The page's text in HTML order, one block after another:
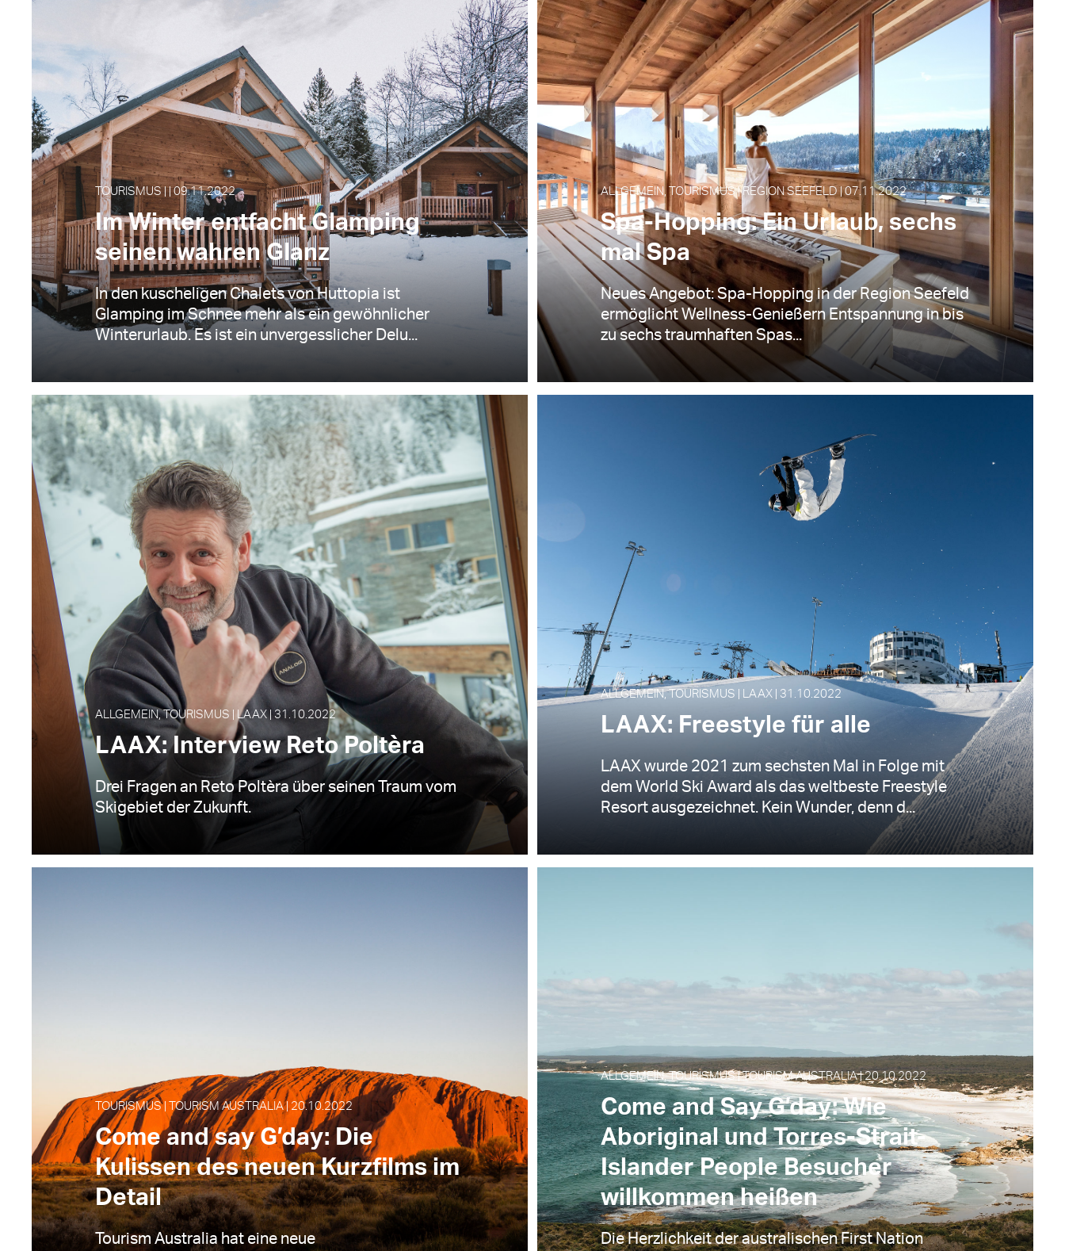
TOURISMUS | | 09.11.2022
Im Winter entfacht Glamping
seinen wahren Glanz
In den kuscheligen Chalets von Huttopia ist
Glamping im Schnee mehr als ein gewöhnlicher
Winterurlaub. Es ist ein unvergesslicher Delu...
ALLGEMEIN, TOURISMUS | REGION SEEFELD | 07.11.2022
Spa-Hopping: Ein Urlaub, sechs
mal Spa
Neues Angebot: Spa-Hopping in der Region Seefeld
ermöglicht Wellness-Genießern Entspannung in bis
zu sechs traumhaften Spas...
ALLGEMEIN, TOURISMUS | LAAX | 31.10.2022
LAAX: Interview Reto Poltèra
Drei Fragen an Reto Poltèra über seinen Traum vom
Skigebiet der Zukunft.
ALLGEMEIN, TOURISMUS | LAAX | 31.10.2022
LAAX: Freestyle für alle
LAAX wurde 2021 zum sechsten Mal in Folge mit
dem World Ski Award als das weltbeste Freestyle
Resort ausgezeichnet. Kein Wunder, denn d...
TOURISMUS | TOURISM AUSTRALIA | 20.10.2022
Come and say G’day: Die
Kulissen des neuen Kurzfilms im
Detail
Tourism Australia hat eine neue
ALLGEMEIN, TOURISMUS | TOURISM AUSTRALIA | 20.10.2022
Come and Say G’day: Wie
Aboriginal und Torres-Strait-
Islander People Besucher
willkommen heißen
Die Herzlichkeit der australischen First Nation